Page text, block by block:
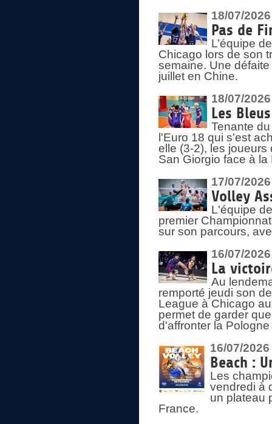
18/07/2026
Pas de
L’équipe
Chicago lors de son
semaine. Une
juillet en Chine.
18/07/2026
Les
Tenante
l'Euro 18 qui s'est
elle (3-2), les
San Giorgio face à la
17/07/2026
Volley
L'équipe
premier
sur son parcours,
16/07/2026
La
Au
remporté jeudi son
League à Chicago
permet de garder
d'affronter la
16/07/2026
Beach :
Les
vendredi à
un plateau
France.